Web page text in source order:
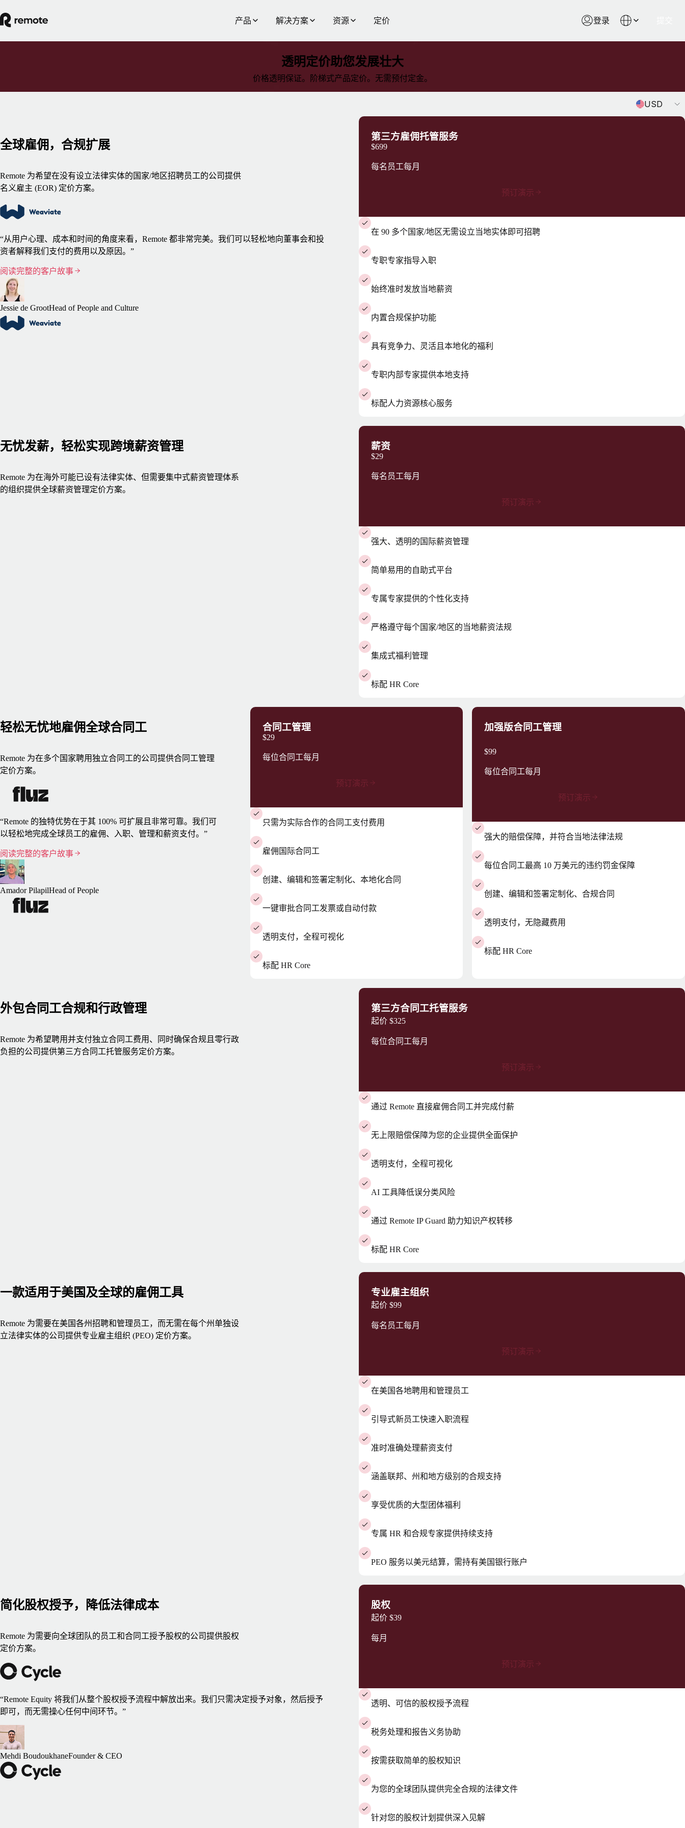
产品 解决方案 资源 定价 登录
透明定价助您发展壮大
价格透明保证。阶梯式产品定价。无需预付定金。
全球雇佣，合规扩展
Remote 为希望在没有设立法律实体的国家/地区招聘员工的公司提供
名义雇主 (EOR) 定价方案。
“从用户心理、成本和时间的角度来看，Remote 都非常完美。我们可以轻松地向董事会和投
资者解释我们支付的费用以及原因。”
阅读完整的客户故事
Jessie de GrootHead of People and Culture
USD
第三方雇佣托管服务
$699
每名员工每月
预订演示
在 90 多个国家/地区无需设立当地实体即可招聘
专职专家指导入职
始终准时发放当地薪资
内置合规保护功能
具有竞争力、灵活且本地化的福利
专职内部专家提供本地支持
标配人力资源核心服务
无忧发薪，轻松实现跨境薪资管理
Remote 为在海外可能已设有法律实体、但需要集中式薪资管理体系
的组织提供全球薪资管理定价方案。
薪资
$29
每名员工每月
预订演示
强大、透明的国际薪资管理
简单易用的自助式平台
专属专家提供的个性化支持
严格遵守每个国家/地区的当地薪资法规
集成式福利管理
标配 HR Core
轻松无忧地雇佣全球合同工
Remote 为在多个国家聘用独立合同工的公司提供合同工管理
定价方案。
“Remote 的独特优势在于其 100% 可扩展且非常可靠。我们可
以轻松地完成全球员工的雇佣、入职、管理和薪资支付。”
阅读完整的客户故事
Amador PilapilHead of People
合同工管理
$29
每位合同工每月
预订演示
只需为实际合作的合同工支付费用
雇佣国际合同工
创建、编辑和签署定制化、本地化合同
一键审批合同工发票或自动付款
透明支付，全程可视化
标配 HR Core
加强版合同工管理
$99
每位合同工每月
预订演示
强大的赔偿保障，并符合当地法律法规
每位合同工最高 10 万美元的违约罚金保障
创建、编辑和签署定制化、合规合同
透明支付，无隐藏费用
标配 HR Core
外包合同工合规和行政管理
Remote 为希望聘用并支付独立合同工费用、同时确保合规且零行政
负担的公司提供第三方合同工托管服务定价方案。
第三方合同工托管服务
起价 $325
每位合同工每月
预订演示
通过 Remote 直接雇佣合同工并完成付薪
无上限赔偿保障为您的企业提供全面保护
透明支付，全程可视化
AI 工具降低误分类风险
通过 Remote IP Guard 助力知识产权转移
标配 HR Core
一款适用于美国及全球的雇佣工具
Remote 为需要在美国各州招聘和管理员工，而无需在每个州单独设
立法律实体的公司提供专业雇主组织 (PEO) 定价方案。
专业雇主组织
起价 $99
每名员工每月
预订演示
在美国各地聘用和管理员工
引导式新员工快速入职流程
准时准确处理薪资支付
涵盖联邦、州和地方级别的合规支持
享受优质的大型团体福利
专属 HR 和合规专家提供持续支持
PEO 服务以美元结算，需持有美国银行账户
简化股权授予，降低法律成本
Remote 为需要向全球团队的员工和合同工授予股权的公司提供股权
定价方案。
“Remote Equity 将我们从整个股权授予流程中解放出来。我们只需决定授予对象，然后授予
即可，而无需操心任何中间环节。”
Mehdi BoudoukhaneFounder & CEO
股权
起价 $39
每月
预订演示
透明、可信的股权授予流程
税务处理和报告义务协助
按需获取简单的股权知识
为您的全球团队提供完全合规的法律文件
针对您的股权计划提供深入见解